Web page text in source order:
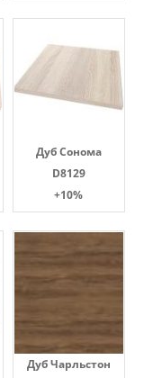
Дуб Сонома
D8129
+10%
Дуб Чарльстон